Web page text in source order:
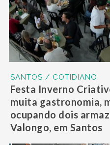
SANTOS / COTIDIANO
Festa Inverno
muita gastronomia,
ocupando dois
Valongo, em Santos